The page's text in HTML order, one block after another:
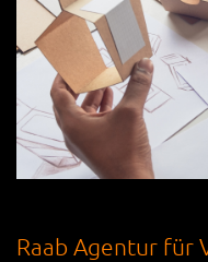
Raab Agentur für